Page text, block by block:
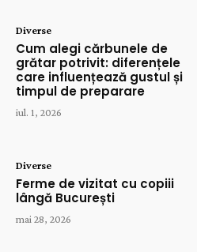
Diverse
Cum alegi cărbunele de
grătar potrivit: diferențele
care influențează gustul și
timpul de preparare
iul. 1, 2026
Diverse
Ferme de vizitat cu copiii
lângă București
mai 28, 2026